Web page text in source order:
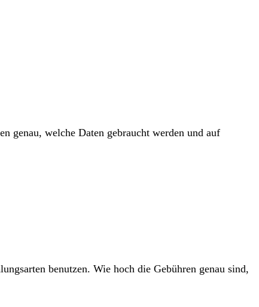
genau, welche Daten gebraucht werden und auf
benutzen. Wie hoch die Gebühren genau sind,